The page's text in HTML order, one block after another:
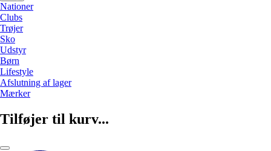
Nationer
Clubs
Trøjer
Sko
Udstyr
Børn
Lifestyle
Afslutning af lager
Mærker
Tilføjer til kurv...